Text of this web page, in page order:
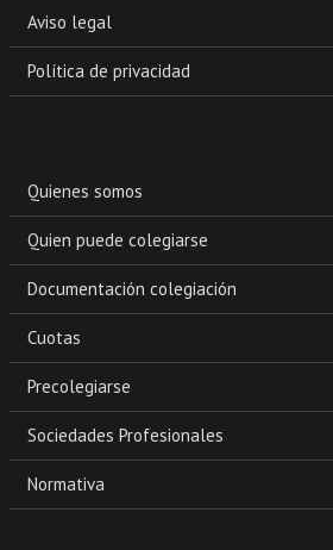
Aviso legal
Política de privacidad
Quienes somos
Quien puede colegiarse
Documentación colegiación
Cuotas
Precolegiarse
Sociedades Profesionales
Normativa